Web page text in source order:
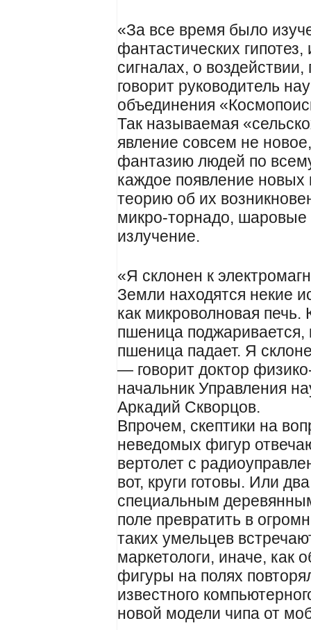
«За все время было
фантастических
сигналах, о
говорит руководитель
объединения
Так называемая
явление совсем не
фантазию людей по
каждое появление новых
теорию об их
микро-торнадо, шаровые
излучение.
«Я склонен к
Земли находятся некие
как микроволновая печь.
пшеница поджаривается,
пшеница падает. Я
— говорит доктор
начальник Управления
Аркадий Скворцов.
Впрочем, скептики на
неведомых фигур
вертолет с
вот, круги готовы. Или
специальным
поле превратить в
таких умельцев
маркетологи, иначе, как
фигуры на полях
известного
новой модели чипа от